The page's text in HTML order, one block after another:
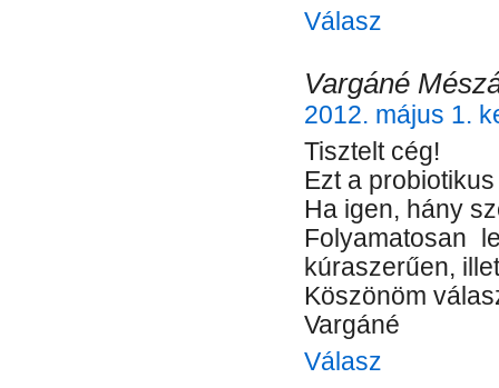
Válasz
Vargáné
2012. május 1.
Tisztelt cég!
Ezt a
Ha igen, hány
Folyamatosan
kúraszerűen,
Köszönöm
Vargáné
Válasz